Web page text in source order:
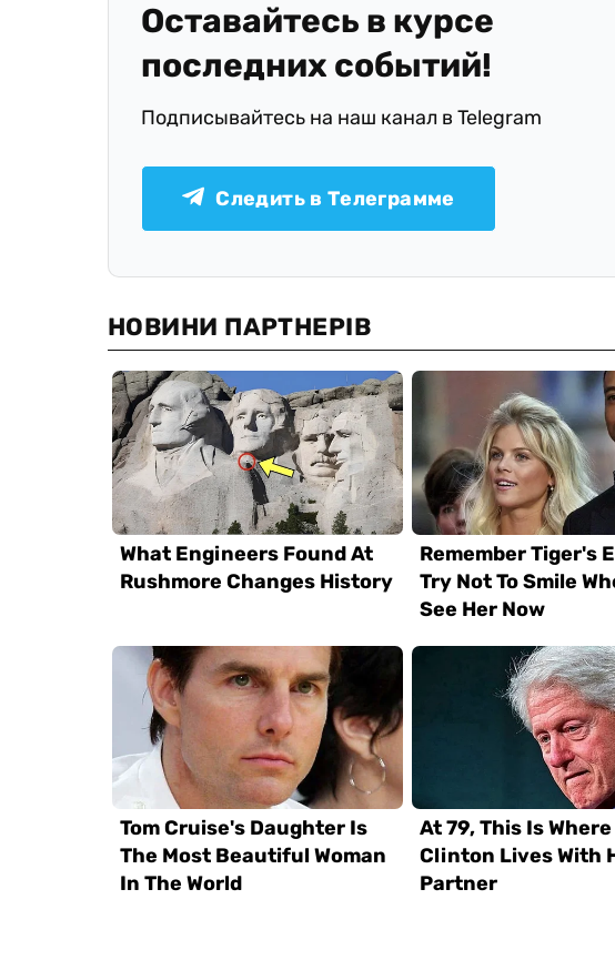
Оставайтесь в курсе
последних событий!
Подписывайтесь на наш канал в Telegram
Следить в Телеграмме